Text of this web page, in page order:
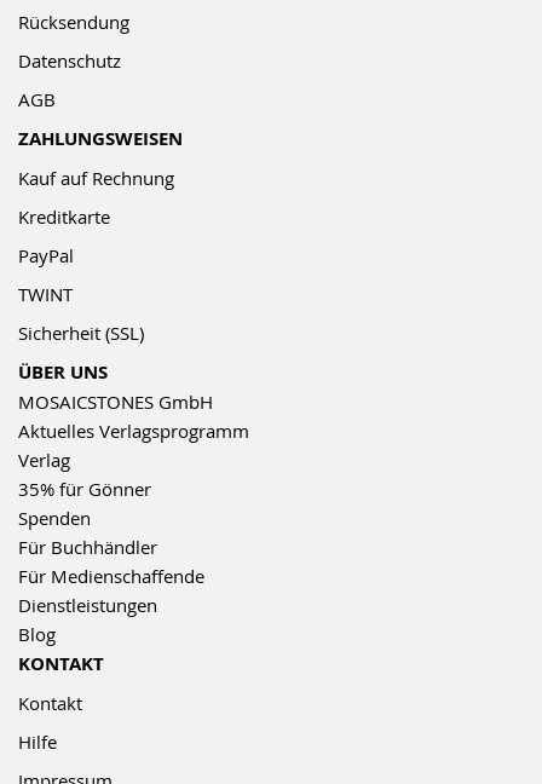
Rücksendung
Datenschutz
AGB
ZAHLUNGSWEISEN
Kauf auf Rechnung
Kreditkarte
PayPal
TWINT
Sicherheit (SSL)
ÜBER UNS
MOSAICSTONES GmbH
Aktuelles Verlagsprogramm
Verlag
35% für Gönner
Spenden
Für Buchhändler
Für Medienschaffende
Dienstleistungen
Blog
KONTAKT
Kontakt
Hilfe